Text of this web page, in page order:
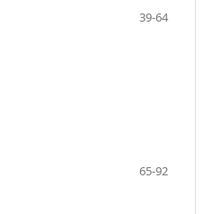
39-64
65-92